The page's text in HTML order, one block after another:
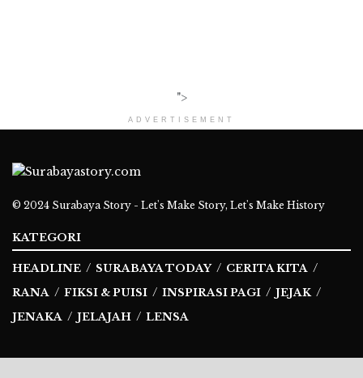
">
ADVERTISEMENT
© 2024 Surabaya Story - Let's Make Story, Let's Make History
KATEGORI
HEADLINE SURABAYA TODAY
CERITA KITA
RANA
FIKSI & PUISI INSPIRASI PAGI
JEJAK
JENAKA
JELAJAH LENSA